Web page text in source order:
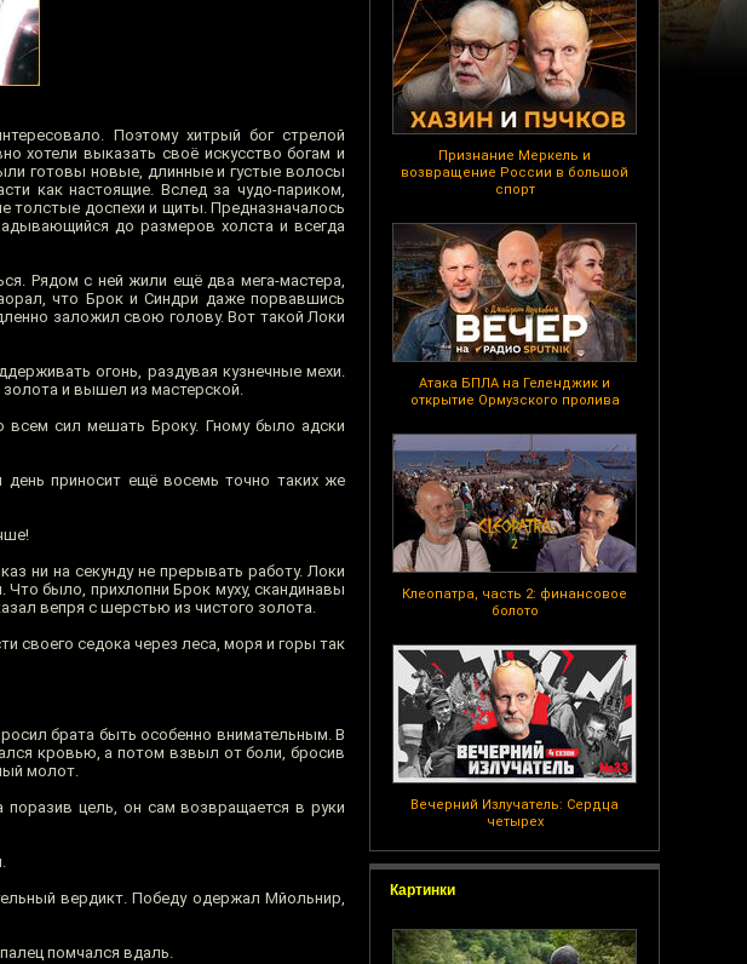
Признание Меркель и
возвращение России в большой
спорт
Атака БПЛА на Геленджик и
открытие Ормузского пролива
Клеопатра, часть 2: финансовое
болото
Вечерний Излучатель: Сердца
четырех
Картинки
Поэтому хитрый бог стрелой
хотели выказать своё искусство богам и
готовы новые, длинные и густые волосы
как настоящие. Вслед за чудо-париком,
толстые доспехи и щиты. Предназначалось
до размеров холста и всегда
Рядом с ней жили ещё два мега-мастера,
что Брок и Синдри даже порвавшись
заложил свою голову. Вот такой Локи
огонь, раздувая кузнечные мехи.
золота и вышел из мастерской.
всем сил мешать Броку. Гному было адски
приносит ещё восемь точно таких же
ни на секунду не прерывать работу. Локи
было, прихлопни Брок муху, скандинавы
вепря с шерстью из чистого золота.
своего седока через леса, моря и горы так
брата быть особенно внимательным. В
кровью, а потом взвыл от боли, бросив
молот.
цель, он сам возвращается в руки
вердикт. Победу одержал Мйольнир,
помчался вдаль.